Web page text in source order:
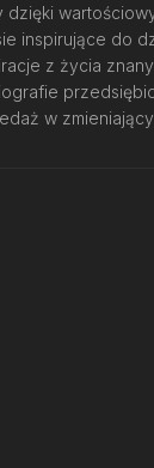
dzięki
inspirujące do
z życia
w